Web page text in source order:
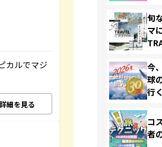
カルでマジ
詳細を見る
旬
マ
今
球
行
コ
者